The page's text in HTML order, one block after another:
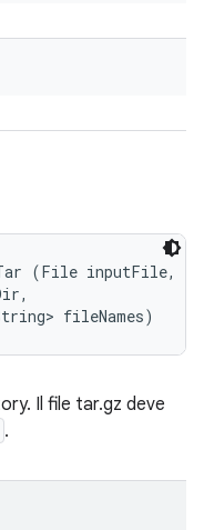
(File inputFile,
fileNames)
Il file tar.gz deve
.